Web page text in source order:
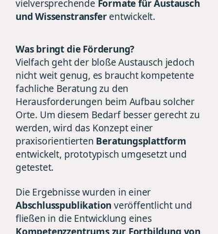
vielversprechende Formate für Austausch
und Wissenstransferentwickelt.
Was bringt die Förderung?
Vielfach geht der bloße Austausch jedoch
nicht weit genug, es braucht kompetente
fachliche Beratung zu den
Herausforderungen beim Aufbau solcher
Orte. Um diesem Bedarf besser gerecht zu
werden, wird das Konzept einer
praxisorientierten Beratungsplattform
entwickelt, prototypisch umgesetzt und
getestet.
Die Ergebnisse wurden in einer
Abschlusspublikation veröffentlicht und
fließen in die Entwicklung eines